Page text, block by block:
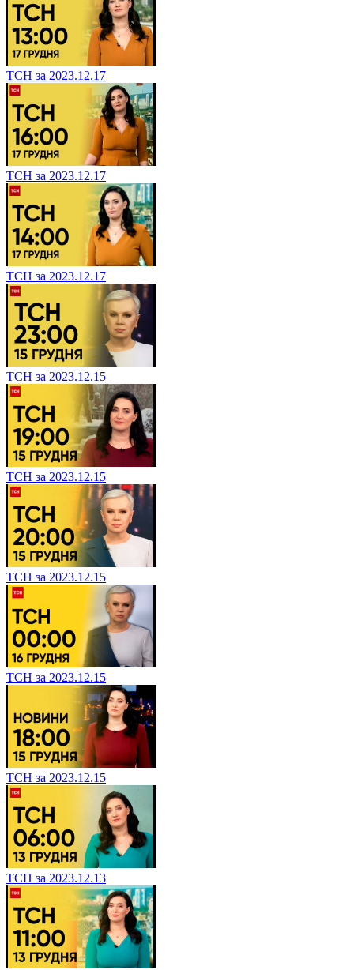
ТСН за 2023.12.17
ТСН за 2023.12.17
ТСН за 2023.12.17
ТСН за 2023.12.15
ТСН за 2023.12.15
ТСН за 2023.12.15
ТСН за 2023.12.15
ТСН за 2023.12.15
ТСН за 2023.12.13